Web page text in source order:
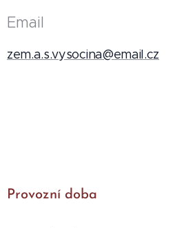
Email
zem.a.s.vysocina@email.cz
Provozní doba